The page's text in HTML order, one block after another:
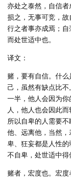
亦处之泰然，自信
损之，无事可竞，
行之者事亦成焉；
而处世适中也。
译文：
赌，要有自信。什
己，虽然有缺点比
一半，他人会因为
人，他人也会因此
所以自卑的人需要
他、远离他，当然
卑、狂妄都是人性的
不自卑，处世适中得
赌者，宏度也。宏